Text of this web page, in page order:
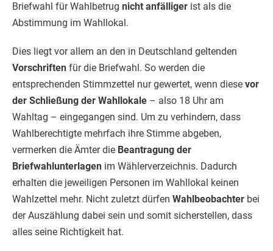
Briefwahl für Wahlbetrug nicht anfälliger ist als die
Abstimmung im Wahllokal.
Dies liegt vor allem an den in Deutschland geltenden
Vorschriften für die Briefwahl. So werden die
entsprechenden Stimmzettel nur gewertet, wenn diese vor
der Schließung der Wahllokale – also 18 Uhr am
Wahltag – eingegangen sind. Um zu verhindern, dass
Wahlberechtigte mehrfach ihre Stimme abgeben,
vermerken die Ämter die Beantragung der
Briefwahlunterlagen im Wählerverzeichnis. Dadurch
erhalten die jeweiligen Personen im Wahllokal keinen
Wahlzettel mehr. Nicht zuletzt dürfen Wahlbeobachter bei
der Auszählung dabei sein und somit sicherstellen, dass
alles seine Richtigkeit hat.